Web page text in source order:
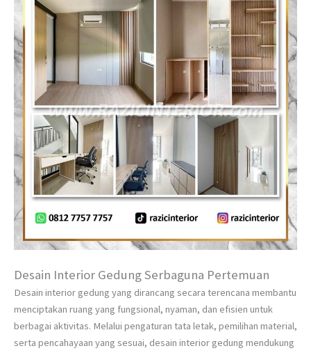
Desain Interior Gedung Serbaguna Pertemuan
Desain interior gedung yang dirancang secara terencana membantu
menciptakan ruang yang fungsional, nyaman, dan efisien untuk
berbagai aktivitas. Melalui pengaturan tata letak, pemilihan material,
serta pencahayaan yang sesuai, desain interior gedung mendukung